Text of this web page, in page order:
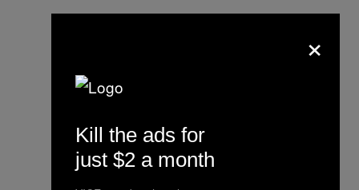
×
Kill the ads for
just $2 a month